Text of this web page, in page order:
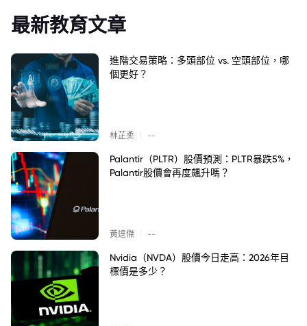
最新教育文章
進階交易策略：多頭部位 vs. 空頭部位，哪
個更好？
林芷柔 --
Palantir（PLTR）股價預測：PLTR暴跌5%，
Palantir股價會再度飆升嗎？
黃達傑 --
Nvidia（NVDA）股價今日走高：2026年目
標價是多少？